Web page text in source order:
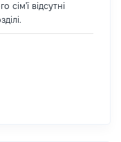
сім'ї відсутні